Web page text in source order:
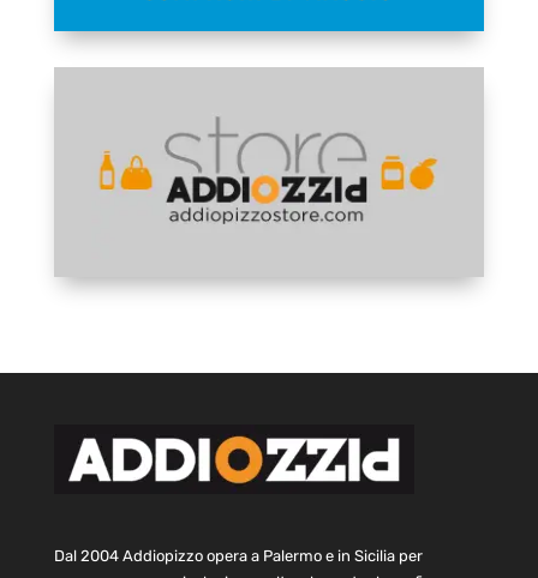
Dal 2004 Addiopizzo opera a Palermo e in Sicilia per